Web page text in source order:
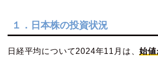
１．日本株の投資状況
日経平均について2024年11月は、始